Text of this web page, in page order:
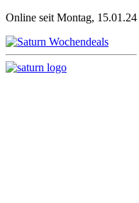
Online seit Montag, 15.01.24